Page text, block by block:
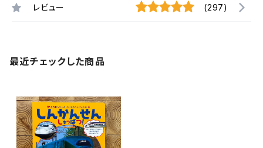
レビュー (297)
最近チェックした商品